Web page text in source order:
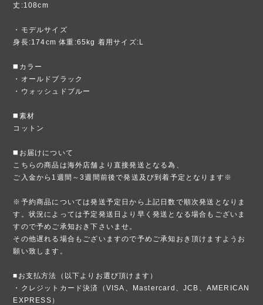
丈:108cm
・モデルサイズ
身長:174cm 体重:65kg 着用サイズ:L
◼️カラー
・オールドブラック
・ウォッシュドブルー
◼️素材
コットン
◼️お届けについて
こちらの商品は海外店舗より直接発送となる為、
ご入金から1週間～3週間前後で発送及び到着予定となります※
※予約商品については発送予定日から上記日数で順次発送となりま
す。状況によっては予定発送日より早く発送となる場合もございま
すので予めご承知おき下さいませ。
その他遅れる場合もございますので予めご承知おき頂けますようお
願い致します。
■お支払方法（以下よりお選び頂けます）
・クレジットカード決済（VISA、Mastercard、JCB、AMERICAN
EXPRESS）